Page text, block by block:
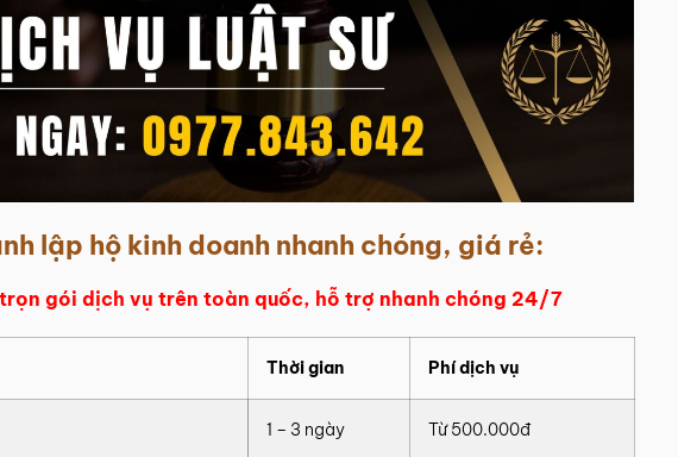
lập hộ kinh doanh nhanh chóng, giá rẻ:
gói dịch vụ trên toàn quốc, hỗ trợ nhanh chóng 24/7
Thời gian Phí dịch vụ
1 – 3 ngày Từ 500.000đ